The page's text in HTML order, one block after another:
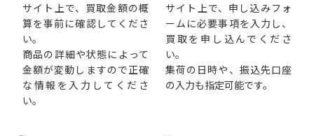
サイト上で、買取金額の概
算を事前に確認してくださ
い。
商品の詳細や状態によって
金額が変動しますので正確
な情報を入力してくださ
い。
サイト上で、申し込みフォ
ームに必要事項を入力し、
買取を申し込んでくださ
い。
集荷の日時や、振込先口座
の入力も指定可能です。